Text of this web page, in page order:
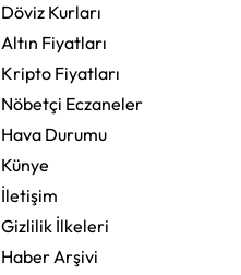
Döviz Kurları
Altın Fiyatları
Kripto Fiyatları
Nöbetçi Eczaneler
Hava Durumu
Künye
İletişim
Gizlilik İlkeleri
Haber Arşivi